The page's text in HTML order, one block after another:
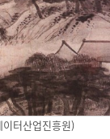
터산업진흥원)